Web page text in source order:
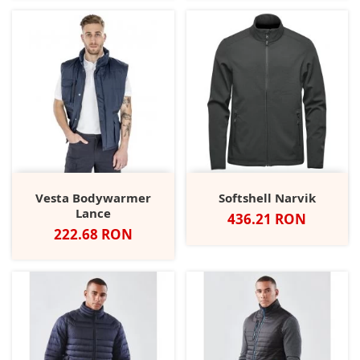
Vesta Bodywarmer
Lance
Pret
222.68 RON
Softshell Narvik
Pret
436.21 RON